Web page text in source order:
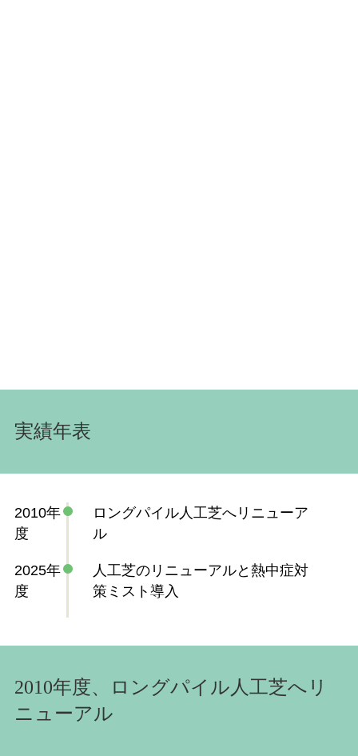
実績年表
2010年
度
ロングパイル人工芝へリニューア
ル
2025年
度
人工芝のリニューアルと熱中症対
策ミスト導入
2010年度、ロングパイル人工芝へリ
ニューアル